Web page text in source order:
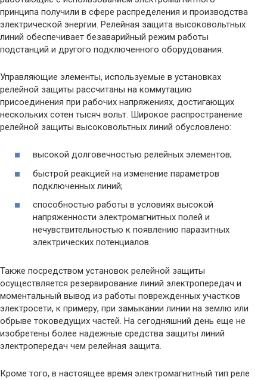
принципа получили в сфере распределения и производства
электрической энергии. Релейная защита высоковольтных
линий обеспечивает безаварийный режим работы
подстанций и другого подключенного оборудования.
Управляющие элементы, используемые в установках
релейной защиты рассчитаны на коммутацию
присоединения при рабочих напряжениях, достигающих
нескольких сотен тысяч вольт. Широкое распространение
релейной защиты высоковольтных линий обусловлено:
высокой долговечностью релейных элементов;
быстрой реакцией на изменение параметров
подключенных линий;
способностью работы в условиях высокой
напряженности электромагнитных полей и
нечувствительностью к появлению паразитных
электрических потенциалов.
Также посредством установок релейной защиты
осуществляется резервирование линий электропередач и
моментальный вывод из работы поврежденных участков
электросети, к примеру, при замыкании линии на землю или
обрыве токоведущих частей. На сегодняшний день еще не
изобретены более надежные средства защиты линий
электропередач чем релейная защита.
Кроме того, в настоящее время электромагнитный тип реле